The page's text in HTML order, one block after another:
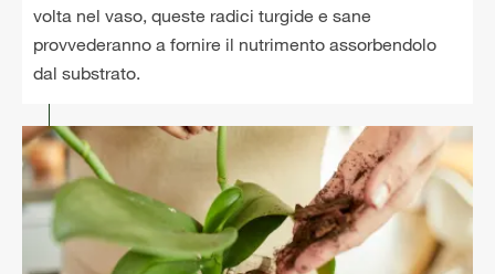
volta nel vaso, queste radici turgide e sane
provvederanno a fornire il nutrimento assorbendolo
dal substrato.